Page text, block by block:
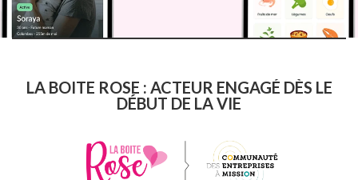
LA BOITE ROSE : ACTEUR ENGAGÉ DÈS LE
DÉBUT DE LA VIE